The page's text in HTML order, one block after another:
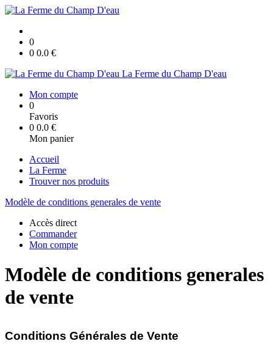
0
0 0.0 €
La Ferme du Champ D'eau
Mon compte
0
Favoris
0 0.0 €
Mon panier
Accueil
La Ferme
Trouver nos produits
Modèle de conditions generales de vente
Accès direct
Commander
Mon compte
Modèle de conditions generales
de vente
Conditions Générales de Vente